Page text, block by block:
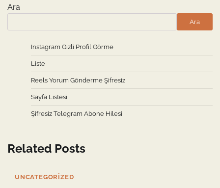
Ara
Ara
Instagram Gizli Profil Görme
Liste
Reels Yorum Gönderme Şifresiz
Sayfa Listesi
Şifresiz Telegram Abone Hilesi
Related Posts
UNCATEGORIZED